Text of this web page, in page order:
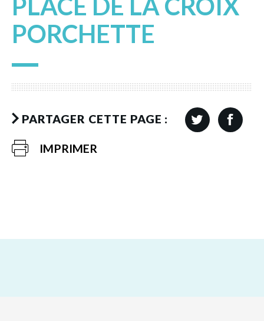
PLACE DE LA CROIX
PORCHETTE
PARTAGER CETTE PAGE :
IMPRIMER